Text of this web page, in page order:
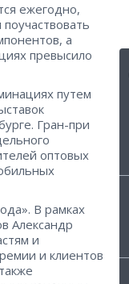
ежегодно,
а
превысило
путем
Гран-при
оптовых
В рамках
Александр
и
и клиентов